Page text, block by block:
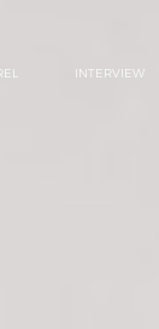
INTERVIEW